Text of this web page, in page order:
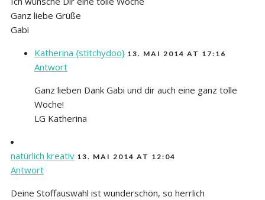
Ganz liebe Grüße
Gabi
Katherina {stitchydoo} 13. MAI 2014 AT 17:16
Antwort
Ganz lieben Dank Gabi und dir auch eine ganz tolle
Woche!
LG Katherina
natürlich kreativ 13. MAI 2014 AT 12:04
Antwort
Deine Stoffauswahl ist wunderschön, so herrlich